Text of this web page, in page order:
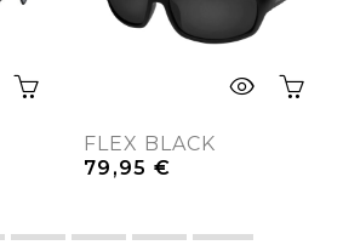
FLEX BLACK
79,95€